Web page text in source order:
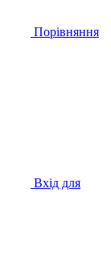
Порівняння
Вхід для